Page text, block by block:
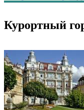
Курортный